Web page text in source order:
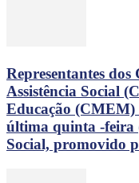
Representantes
Assistência Social
Educação
última quinta -feira
Social, promovido